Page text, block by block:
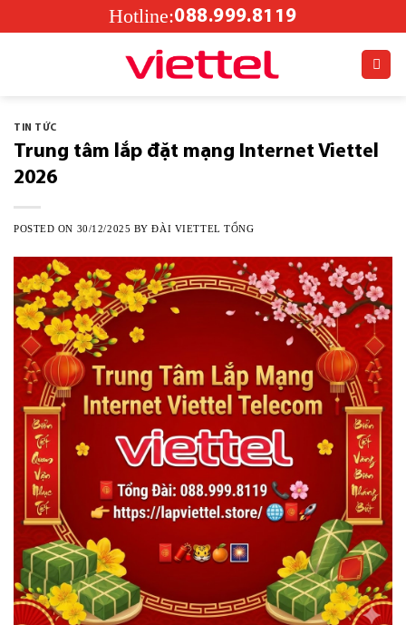
to
Hotline:088.999.8119
TIN TỨC
Trung tâm lắp đặt mạng Internet Viettel
2026
POSTED ON 30/12/2025 BYĐÀI VIETTEL TỔNG